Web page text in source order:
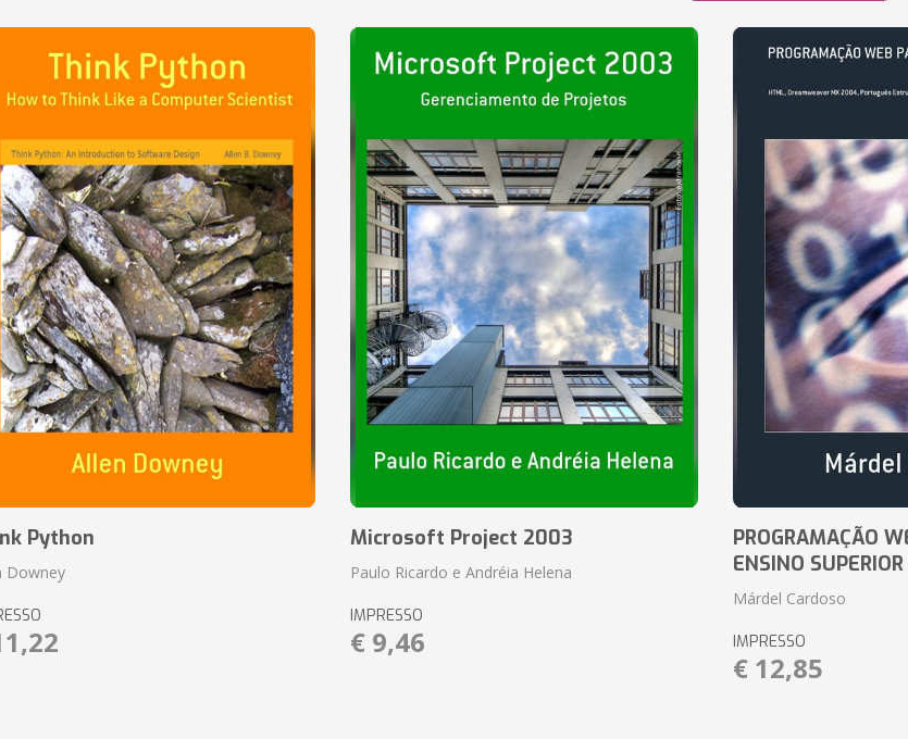
Python
Downey
Microsoft Project 2003
Paulo Ricardo e Andréia Helena
IMPRESSO
€ 9,46
PROGRAMAÇÃO
ENSINO SUPERIOR
Márdel Cardoso
IMPRESSO
€ 12,85